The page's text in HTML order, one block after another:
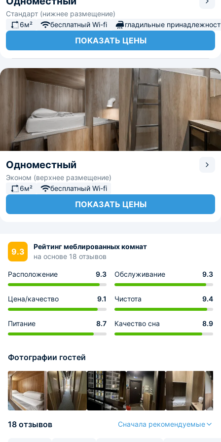
Стандарт (нижнее размещение)
6м²
бесплатный Wi-fi гладильные
ПОКАЗАТЬ ЦЕНЫ
Одноместный
Эконом (верхнее размещение)
6м²
бесплатный Wi-fi
ПОКАЗАТЬ ЦЕНЫ
9.3
Рейтинг меблированных комнат
на основе 18 отзывов
Расположение 9.3 Обслуживание 9.3
Цена/качество 9.1 Чистота 9.4
Питание 8.7 Качество сна 8.9
Фотографии гостей
18 отзывов Сначала рекомендуемые